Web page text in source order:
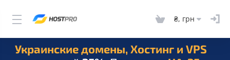
₴, грн
Украинские домены, Хостинг и VPS